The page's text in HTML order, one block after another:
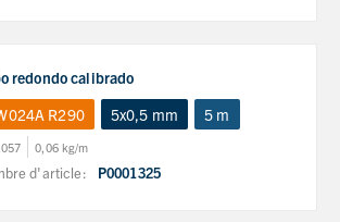
redondo calibrado
R290
5x0,5 mm 5 m
0,06 kg/m
d'article: P0001325